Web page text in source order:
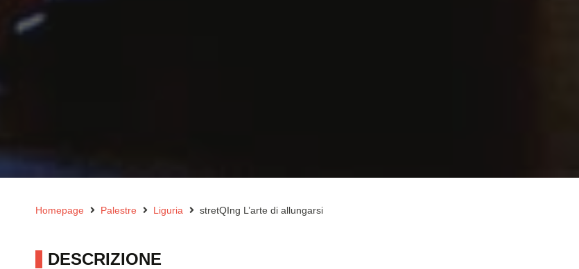
Homepage Palestre Liguria stretQIng L’arte di allungarsi
DESCRIZIONE